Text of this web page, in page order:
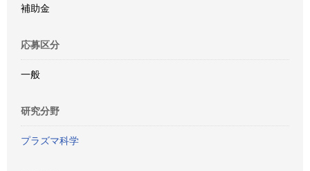
補助金
応募区分
一般
研究分野
プラズマ科学